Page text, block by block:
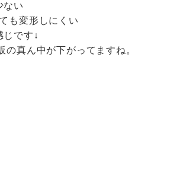
ない
も変形しにくい
じです↓
の真ん中が下がってますね。